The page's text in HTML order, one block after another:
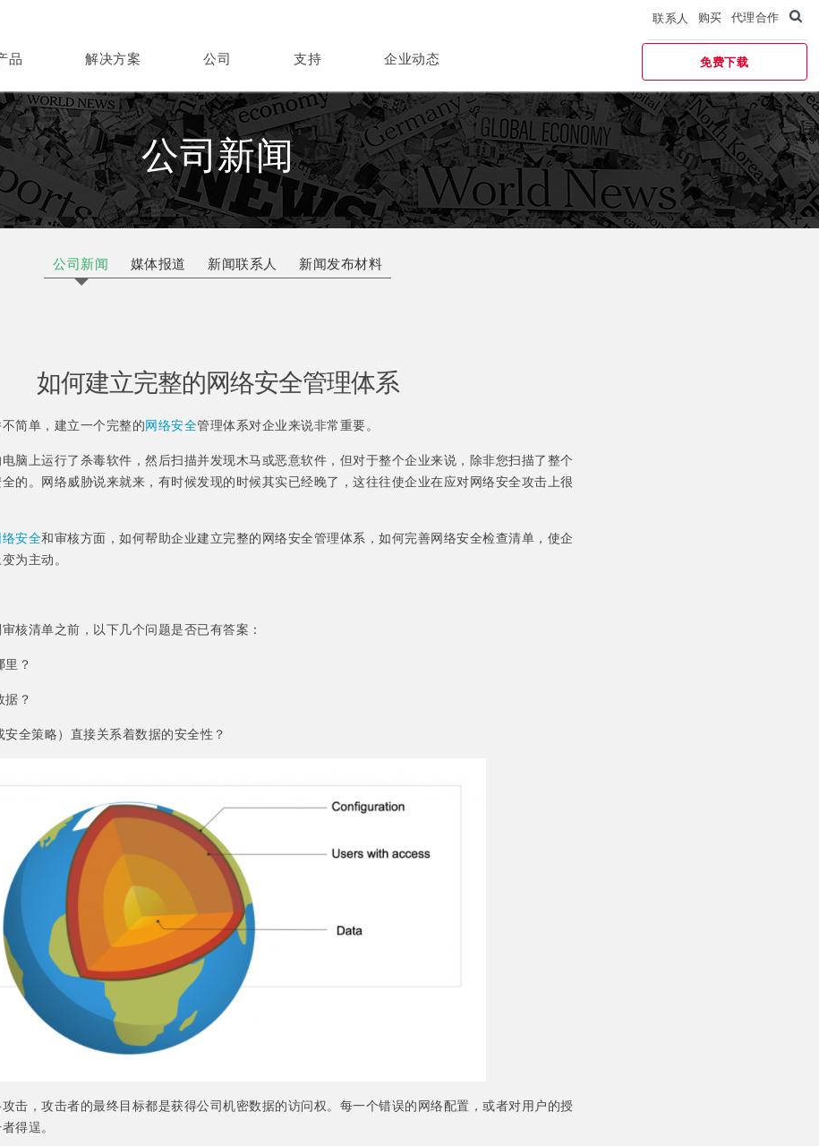
联系人 购买 代理合作
品 解决方案 公司 支持 企业动态 免费下载
公司新闻
公司新闻 媒体报道 新闻联系人 新闻发布材料
如何建立完整的网络安全管理体系
简单，建立一个完整的网络安全管理体系对企业来说非常重要。
脑上运行了杀毒软件，然后扫描并发现木马或恶意软件，但对于整个企业来说，除非您扫描了整个
的。网络威胁说来就来，有时候发现的时候其实已经晚了，这往往使企业在应对网络安全攻击上很
安全和审核方面，如何帮助企业建立完整的网络安全管理体系，如何完善网络安全检查清单，使企
为主动。
核清单之前，以下几个问题是否已有答案：
里？
据？
安全策略）直接关系着数据的安全性？
击，攻击者的最终目标都是获得公司机密数据的访问权。每一个错误的网络配置，或者对用户的授
得逞。